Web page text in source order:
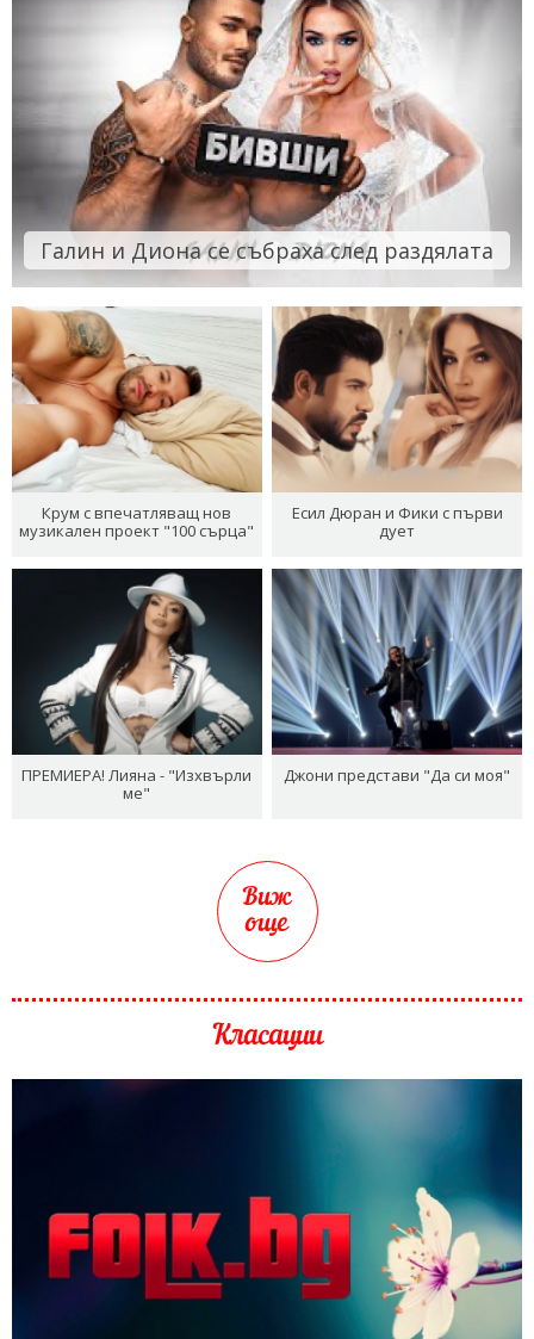
Галин и Диона се събраха след раздялата
Крум с впечатляващ нов
музикален проект "100 сърца"
Есил Дюран и Фики с първи
дует
ПРЕМИЕРА! Лияна - "Изхвърли
ме"
Джони представи "Да си моя"
Виж
още
Класации